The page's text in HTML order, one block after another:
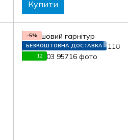
Купити
−5%
БЕЗКОШТОВНА ДОСТАВКА
12